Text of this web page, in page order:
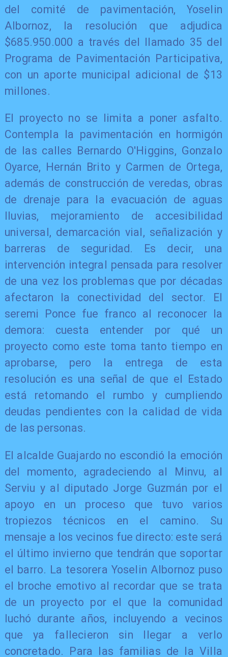
del comité de pavimentación, Yoselin
Albornoz, la resolución que adjudica
$685.950.000 a través del llamado 35 del
Programa de Pavimentación Participativa,
con un aporte municipal adicional de $13
millones.
El proyecto no se limita a poner asfalto.
Contempla la pavimentación en hormigón
de las calles Bernardo O'Higgins, Gonzalo
Oyarce, Hernán Brito y Carmen de Ortega,
además de construcción de veredas, obras
de drenaje para la evacuación de aguas
lluvias, mejoramiento de accesibilidad
universal, demarcación vial, señalización y
barreras de seguridad. Es decir, una
intervención integral pensada para resolver
de una vez los problemas que por décadas
afectaron la conectividad del sector. El
seremi Ponce fue franco al reconocer la
demora: cuesta entender por qué un
proyecto como este toma tanto tiempo en
aprobarse, pero la entrega de esta
resolución es una señal de que el Estado
está retomando el rumbo y cumpliendo
deudas pendientes con la calidad de vida
de las personas.
El alcalde Guajardo no escondió la emoción
del momento, agradeciendo al Minvu, al
Serviu y al diputado Jorge Guzmán por el
apoyo en un proceso que tuvo varios
tropiezos técnicos en el camino. Su
mensaje a los vecinos fue directo: este será
el último invierno que tendrán que soportar
el barro. La tesorera Yoselin Albornoz puso
el broche emotivo al recordar que se trata
de un proyecto por el que la comunidad
luchó durante años, incluyendo a vecinos
que ya fallecieron sin llegar a verlo
concretado. Para las familias de la Villa